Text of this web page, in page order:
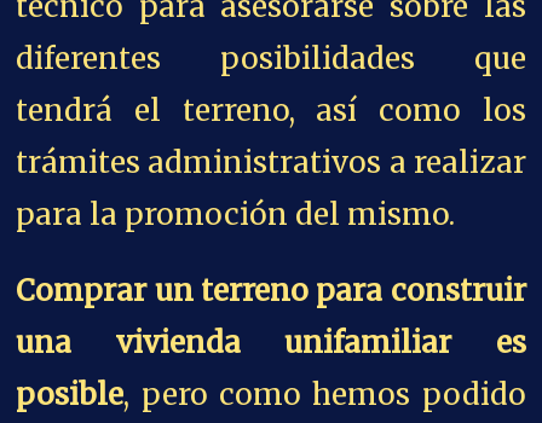
diferentes posibilidades que
tendrá el terreno, así como los
trámites administrativos a realizar
para la promoción del mismo.
Comprar un terreno para construir
una vivienda unifamiliar es
posible, pero como hemos podido